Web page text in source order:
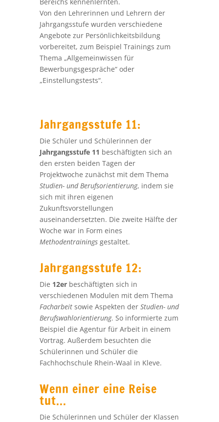
Von den Lehrerinnen und Lehrern der
Jahrgangsstufe wurden verschiedene
Angebote zur Persönlichkeitsbildung
vorbereitet, zum Beispiel Trainings zum
Thema „Allgemeinwissen für
Bewerbungsgespräche“ oder
„Einstellungstests“.
Jahrgangsstufe 11:
Die Schüler und Schülerinnen der
Jahrgangsstufe 11 beschäftigten sich an
den ersten beiden Tagen der
Projektwoche zunächst mit dem Thema
Studien- und Berufsorientierung, indem sie
sich mit ihren eigenen
Zukunftsvorstellungen
auseinandersetzten. Die zweite Hälfte der
Woche war in Form eines
Methodentrainingsgestaltet.
Jahrgangsstufe 12:
Die 12erbeschäftigten sich in
verschiedenen Modulen mit dem Thema
Facharbeitsowie Aspekten der Studien- und
Berufswahlorientierung. So informierte zum
Beispiel die Agentur für Arbeit in einem
Vortrag. Außerdem besuchten die
Schülerinnen und Schüler die
Fachhochschule Rhein-Waal in Kleve.
Wenn einer eine Reise
tut...
Die Schülerinnen und Schüler der Klassen